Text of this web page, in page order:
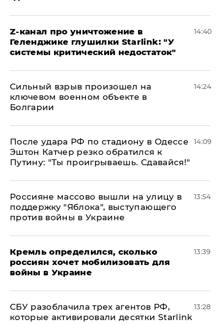
Z-канал про уничтожение в
Геленджике глушилки Starlink: "У
системы критический недостаток"
14:40
Сильный взрыв произошел на
ключевом военном объекте в
Болгарии
14:24
После удара РФ по стадиону в Одессе
Эштон Катчер резко обратился к
Путину: "Ты проигрываешь. Сдавайся!"
14:09
Россияне массово вышли на улицу в
поддержку "Яблока", выступающего
против войны в Украине
13:54
Кремль определился, сколько
россиян хочет мобилизовать для
войны в Украине
13:39
СБУ разоблачила трех агентов РФ,
которые активировали десятки Starlink
13:28